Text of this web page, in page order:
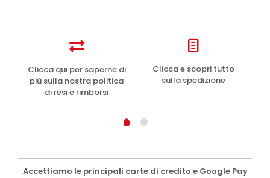
quantità
Clicca qui per saperne di
più sulla nostra politica
di resi e rimborsi
Clicca e scopri tutto
sulla spedizione
Accettiamo le principali carte di credito e Google Pay